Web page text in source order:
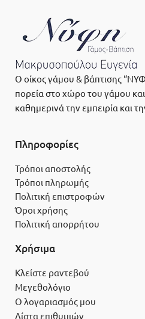
Ο οίκος γάμου & βάπτισης
πορεία στο χώρο του γάμου
καθημερινά την εμπειρία και
Πληροφορίες
Τρόποι αποστολής
Τρόποι πληρωμής
Πολιτική επιστροφών
Όροι χρήσης
Πολιτική απορρήτου
Χρήσιμα
Κλείστε ραντεβού
Μεγεθολόγιο
Ο λογαριασμός μου
Λίστα επιθυμιών